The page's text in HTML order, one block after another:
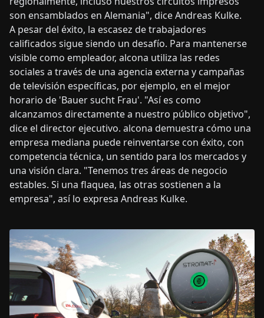
son ensamblados en Alemania", dice Andreas Kulke.
A pesar del éxito, la escasez de trabajadores
calificados sigue siendo un desafío. Para mantenerse
visible como empleador, alcona utiliza las redes
sociales a través de una agencia externa y campañas
de televisión específicas, por ejemplo, en el mejor
horario de 'Bauer sucht Frau'. "Así es como
alcanzamos directamente a nuestro público objetivo",
dice el director ejecutivo. alcona demuestra cómo una
empresa mediana puede reinventarse con éxito, con
competencia técnica, un sentido para los mercados y
una visión clara. "Tenemos tres áreas de negocio
estables. Si una flaquea, las otras sostienen a la
empresa", así lo expresa Andreas Kulke.